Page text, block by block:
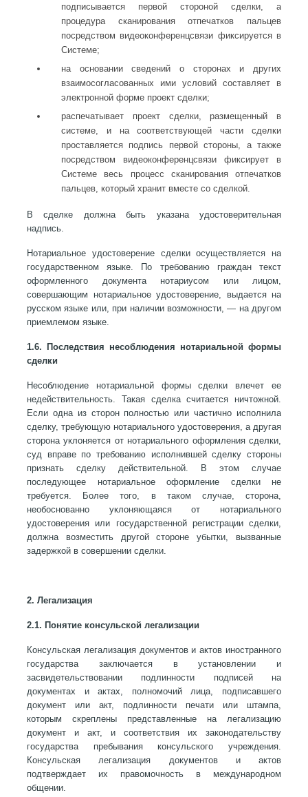
подписывается первой стороной сделки, а
процедура сканирования отпечатков пальцев
посредством видеоконференцсвязи фиксируется в
Системе;
на основании сведений о сторонах и других
взаимосогласованных ими условий составляет в
электронной форме проект сделки;
распечатывает проект сделки, размещенный в
системе, и на соответствующей части сделки
проставляется подпись первой стороны, а также
посредством видеоконференцсвязи фиксирует в
Системе весь процесс сканирования отпечатков
пальцев, который хранит вместе со сделкой.
В сделке должна быть указана удостоверительная
надпись.
Нотариальное удостоверение сделки осуществляется на
государственном языке. По требованию граждан текст
оформленного документа нотариусом или лицом,
совершающим нотариальное удостоверение, выдается на
русском языке или, при наличии возможности, — на другом
приемлемом языке.
1.6. Последствия несоблюдения нотариальной формы
сделки
Несоблюдение нотариальной формы сделки влечет ее
недействительность. Такая сделка считается ничтожной.
Если одна из сторон полностью или частично исполнила
сделку, требующую нотариального удостоверения, а другая
сторона уклоняется от нотариального оформления сделки,
суд вправе по требованию исполнившей сделку стороны
признать сделку действительной. В этом случае
последующее нотариальное оформление сделки не
требуется. Более того, в таком случае, сторона,
необоснованно уклоняющаяся от нотариального
удостоверения или государственной регистрации сделки,
должна возместить другой стороне убытки, вызванные
задержкой в совершении сделки.
2. Легализация
2.1. Понятие консульской легализации
Консульская легализация документов и актов иностранного
государства заключается в установлении и
засвидетельствовании подлинности подписей на
документах и актах, полномочий лица, подписавшего
документ или акт, подлинности печати или штампа,
которым скреплены представленные на легализацию
документ и акт, и соответствия их законодательству
государства пребывания консульского учреждения.
Консульская легализация документов и актов
подтверждает их правомочность в международном
общении.